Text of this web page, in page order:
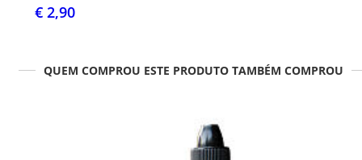
€ 2,90
QUEM COMPROU ESTE PRODUTO TAMBÉM COMPROU